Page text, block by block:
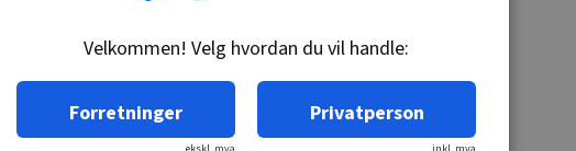
Velkommen! Velg hvordan du vil handle:
Forretninger Privatperson